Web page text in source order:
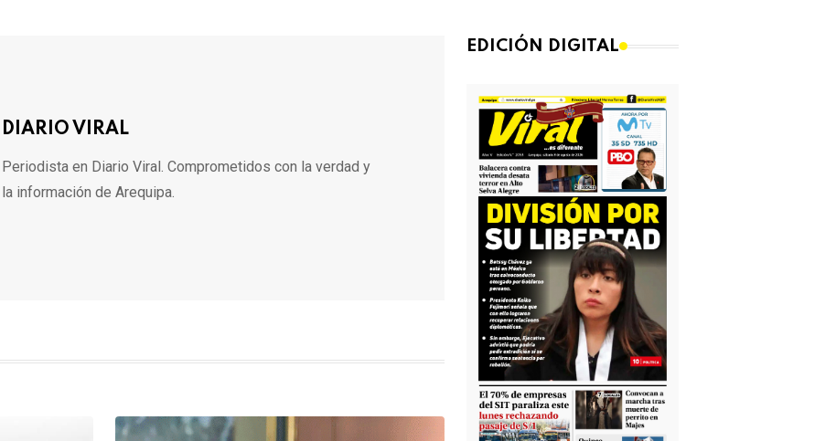
DIARIO VIRAL
Periodista en Diario Viral. Comprometidos con la verdad y
la información de Arequipa.
EDICIÓN DIGITAL